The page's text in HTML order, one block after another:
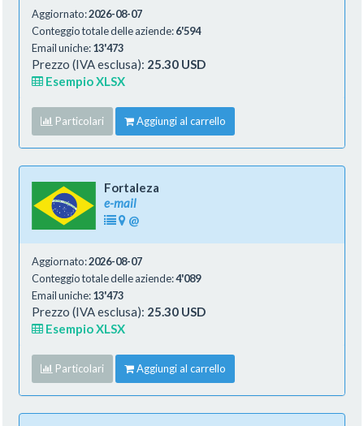
Aggiornato:2026-08-07
Conteggio totale delle aziende:6'594
Email uniche:13'473
Prezzo (IVA esclusa): 25.30 USD
Esempio XLSX
Particolari Aggiungi al carrello
Fortaleza
e-mail
@
Aggiornato:2026-08-07
Conteggio totale delle aziende:4'089
Email uniche:13'473
Prezzo (IVA esclusa): 25.30 USD
Esempio XLSX
Particolari Aggiungi al carrello